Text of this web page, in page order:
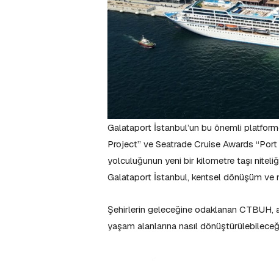
Galataport İstanbul’un bu önemli
Project” ve Seatrade Cruise Awards
yolculuğunun yeni bir kilometre taşı
Galataport İstanbul, kentsel dönüşüm ve
Şehirlerin geleceğine odaklanan CTBUH,
yaşam alanlarına nasıl